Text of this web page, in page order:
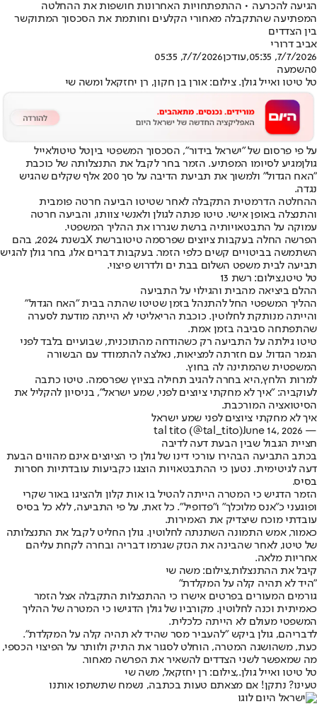
הגיעה להכרעה • ההתפתחויות האחרונות חושפות את ההחלטה
המפתיעה שהתקבלה מאחורי הקלעים וחותמת את הסכסוך המתוקשר
בין הצדדים
אביב דרורי
7/7/2026, 05:35
,עודכן7/7/2026, 05:35
0השמעה
טל טיטו ואייל גולן. צילום: אורן בן חקון, רן יחזקאל ומשה שי
על פי פרסום של "ישראל בידור", הסכסוך המשפטי ביןטל טיטולאייל
גולןמגיע לסיומו המפתיע. הזמר בחר לקבל את התנצלותה של כוכבת
"האח הגדול
" ולמשוך את תביעת הדיבה על סך 200 אלף שקלים שהגיש
נגדה.
ההחלטה הדרמטית התקבלה לאחר שטיטו הביעה חרטה פומבית
והתנצלה באופן אישי. טיטו פנתה לגולן ולאנשי צוותו, והביעה חרטה
עמוקה על התבטאויותיה ברשת שגררו את ההליך המשפטי.
הפרשה החלה בעקבות ציוצים שפרסמה טיטוברשת X
בשנת 2024, בהם
השתמשה בביטויים קשים כלפי הזמר. בעקבות דברים אלו, בחר גולן להגיש
תביעה לבית משפט השלום בבת ים ולדרוש פיצוי.
טל טיטו,צילום: רשת 13
ההלם ביציאה מהבית והגילוי על התביעה
ההליך המשפטי החל להתנהל בזמן שטיטו שהתה בבית "האח הגדול"
והייתה מנותקת לחלוטין. כוכבת הריאליטי לא הייתה מודעת לסערה
שהתפתחה סביבה בזמן אמת.
טיטו גילתה על התביעה רק כשהודחה מהתוכנית, שבועיים בלבד לפני
הגמר הגדול. עם חזרתה למציאות, נאלצה להתמודד עם הבשורה
המשפטית שהמתינה לה בחוץ.
למרות הלחץ,היא בחרה להגיב תחילה בציוץ שפרסמה. טיטו כתבה
לעוקביה: "איך לא מחקתי ציוצים לפני, שמע ישראל", בניסיון להקליל את
הסיטואציה המורכבת.
איך לא מחקתי ציוצים לפני שמע ישראל
— tal tito (@tal_tito)
June 14, 2026
חציית הגבול שבין הבעת דעה לדיבה
בכתב התביעה הבהירו עורכי דינו של גולן כי הציוצים אינם מהווים הבעת
דעה לגיטימית. נטען כי ההתבטאויות הוצגו כקביעות עובדתיות חסרות
בסיס.
הזמר הדגיש כי המטרה הייתה להטיל בו אות קלון ולהציגו באור שקרי
ופוגעני כ"אנס מלוכלך" ו"פדופיל". כל זאת, על פי התביעה, ללא כל בסיס
עובדתי מוכח שיצדיק את האמירות.
כאמור, אמש התמונה השתנתה לחלוטין. גולן החליט לקבל את התנצלותה
של טיטו, לאחר שהבינה את הנזק שגרמו דבריה ובחרה לקחת עליהם
אחריות מלאה.
קיבל את ההתנצלות,צילום: משה שי
"היד לא תהיה קלה על המקלדת"
גורמים המעורים בפרטים אישרו כי ההתנצלות התקבלה אצל הזמר
כאמיתית וכנה לחלוטין. מקורביו של גולן הדגישו כי המטרה של ההליך
המשפטי מעולם לא הייתה כלכלית.
לדבריהם, גולן ביקש "להעביר מסר שהיד לא תהיה קלה על המקלדת".
כעת, משהושגה המטרה, הוחלט לסגור את התיק ולוותר על הפיצוי הכספי,
מה שמאפשר לשני הצדדים להשאיר את הפרשה מאחור.
טל טיטו ואייל גולן.,צילום: רן יחזקאל, משה שי
טעינו? נתקן! אם מצאתם טעות בכתבה, נשמח שתשתפו אותנו